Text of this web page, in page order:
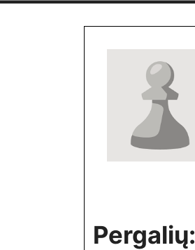
Pergalių: